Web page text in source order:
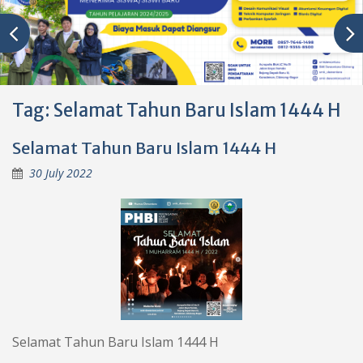
Tag: Selamat Tahun Baru Islam 1444 H
Selamat Tahun Baru Islam 1444 H
30 July 2022
Selamat Tahun Baru Islam 1444 H